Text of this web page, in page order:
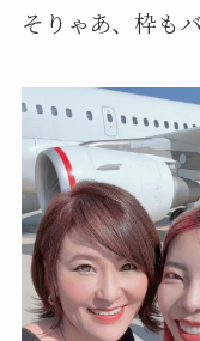
そりゃあ、枠も